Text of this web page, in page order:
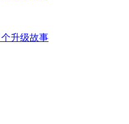
升级故事